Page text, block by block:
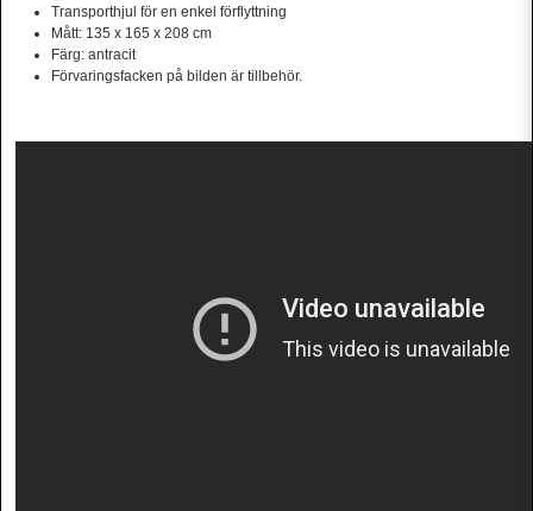
Transporthjul för en enkel förflyttning
Mått: 135 x 165 x 208 cm
Färg: antracit
Förvaringsfacken på bilden är tillbehör.